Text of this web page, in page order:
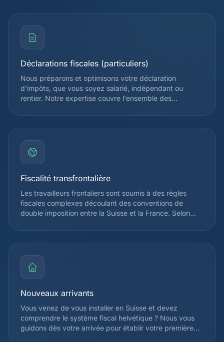
Déclarations fiscales (particuliers)
Nous préparons et optimisons votre déclaration
d'impôts, que vous soyez salarié, indépendant ou
rentier. Notre expertise couvre l'ensemble des
cantonale et fédérale, afin de réduire légalement votre
charge fiscale. Chaque déclaration est vérifiée par un
Fiscalité transfrontalière
Les travailleurs frontaliers sont soumis à des règles
fiscales complexes découlant des conventions de
double imposition entre la Suisse et la France. Selon
source en Suisse ou uniquement en France. Nous vous
accompagnons pour optimiser votre situation et éviter
franco-suisse du 11 avril 1983 et de ses avenants.
Nouveaux arrivants
Vous venez de vous installer en Suisse et devez
comprendre le système fiscal helvétique ? Nous vous
guidons dès votre arrivée pour établir votre première